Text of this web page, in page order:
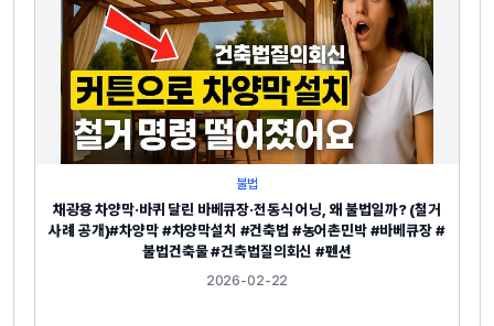
불법
채광용 차양막·바퀴 달린 바베큐장·전동식 어닝, 왜 불법일까? (철거
사례 공개)#차양막 #차양막설치 #건축법 #농어촌민박 #바베큐장 #
불법건축물 #건축법질의회신 #펜션
2026-02-22